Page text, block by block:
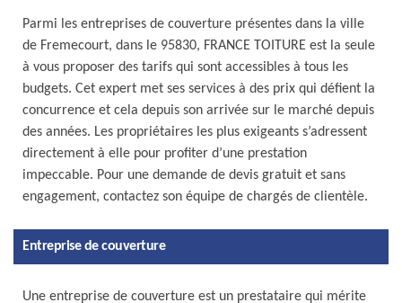
Parmi les entreprises de couverture présentes dans la ville
de Fremecourt, dans le 95830, FRANCE TOITURE est la seule
à vous proposer des tarifs qui sont accessibles à tous les
budgets. Cet expert met ses services à des prix qui défient la
concurrence et cela depuis son arrivée sur le marché depuis
des années. Les propriétaires les plus exigeants s’adressent
directement à elle pour profiter d’une prestation
impeccable. Pour une demande de devis gratuit et sans
engagement, contactez son équipe de chargés de clientèle.
Entreprise de couverture
Une entreprise de couverture est un prestataire qui mérite